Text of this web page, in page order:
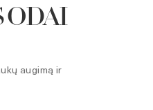
ODAI
augimą ir